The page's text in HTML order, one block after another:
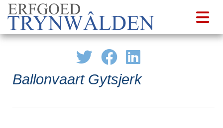
Ballonvaart Gytsjerk